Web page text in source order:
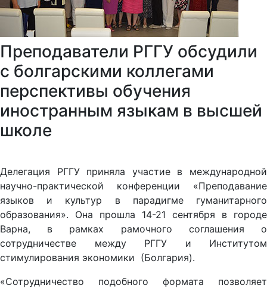
Преподаватели РГГУ обсудили
с болгарскими коллегами
перспективы обучения
иностранным языкам в высшей
школе
Делегация РГГУ приняла участие в международной
научно-практической конференции «Преподавание
языков и культур в парадигме гуманитарного
образования». Она прошла 14-21 сентября в городе
Варна, в рамках рамочного соглашения о
сотрудничестве между РГГУ и Институтом
стимулирования экономики (Болгария).
«Сотрудничество подобного формата позволяет